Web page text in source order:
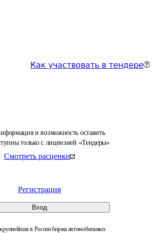
Как участвовать в тендере
и возможность оставить
только с лицензией «Тендеры»
Смотреть расценки
Регистрация
Вход
в России биржа автомобильных